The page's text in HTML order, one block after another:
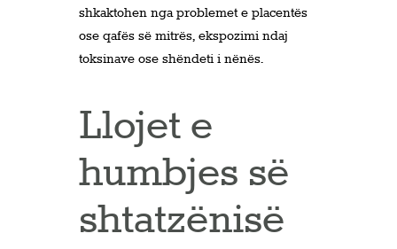
shkaktohen nga problemet e placentës
ose qafës së mitrës, ekspozimi ndaj
toksinave ose shëndeti i nënës.
Llojet e
humbjes së
shtatzënisë